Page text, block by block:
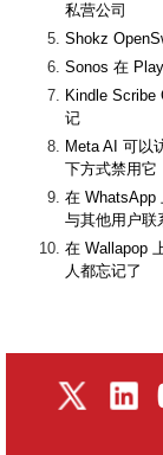
私营公司
Shokz
Sonos 在
Kindle Scribe
记
Meta AI 可以
下方式禁用它
在 WhatsApp
与其他用户联
在 Wallapop
人都忘记了